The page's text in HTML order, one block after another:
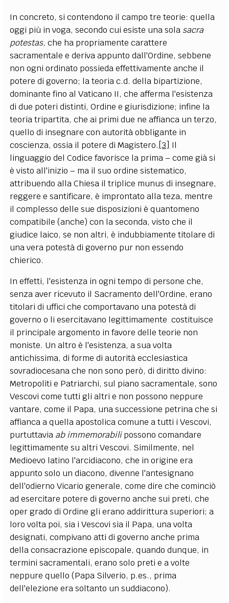
In concreto, si contendono il campo tre teorie: quella
oggi più in voga, secondo cui esiste una sola sacra
potestas, che ha propriamente carattere
sacramentale e deriva appunto dall'Ordine, sebbene
non ogni ordinato possieda effettivamente anche il
potere di governo; la teoria c.d. della bipartizione,
dominante fino al Vaticano II, che afferma l'esistenza
di due poteri distinti, Ordine e giurisdizione; infine la
teoria tripartita, che ai primi due ne affianca un terzo,
quello di insegnare con autorità obbligante in
coscienza, ossia il potere di Magistero. [3] Il
linguaggio del Codice favorisce la prima – come già si
è visto all'inizio – ma il suo ordine sistematico,
attribuendo alla Chiesa il triplice munus di insegnare,
reggere e santificare, è improntato alla teza, mentre
il complesso delle sue disposizioni è quantomeno
compatibile (anche) con la seconda, visto che il
giudice laico, se non altri, è indubbiamente titolare di
una vera potestà di governo pur non essendo
chierico.
In effetti, l'esistenza in ogni tempo di persone che,
senza aver ricevuto il Sacramento dell'Ordine, erano
titolari di uffici che comportavano una potestà di
governo o li esercitavano legittimamente costituisce
il principale argomento in favore delle teorie non
moniste. Un altro è l'esistenza, a sua volta
antichissima, di forme di autorità ecclesiastica
sovradiocesana che non sono però, di diritto divino:
Metropoliti e Patriarchi, sul piano sacramentale, sono
Vescovi come tutti gli altri e non possono neppure
vantare, come il Papa, una successione petrina che si
affianca a quella apostolica comune a tutti i Vescovi,
purtuttavia ab immemorabilipossono comandare
legittimamente su altri Vescovi. Similmente, nel
Medioevo latino l'arcidiacono, che in origine era
appunto solo un diacono, divenne l'antesignano
dell'odierno Vicario generale, come dire che cominciò
ad esercitare potere di governo anche sui preti, che
oper grado di Ordine gli erano addirittura superiori; a
loro volta poi, sia i Vescovi sia il Papa, una volta
designati, compivano atti di governo anche prima
della consacrazione episcopale, quando dunque, in
termini sacramentali, erano solo preti e a volte
neppure quello (Papa Silverio, p.es., prima
dell'elezione era soltanto un suddiacono).